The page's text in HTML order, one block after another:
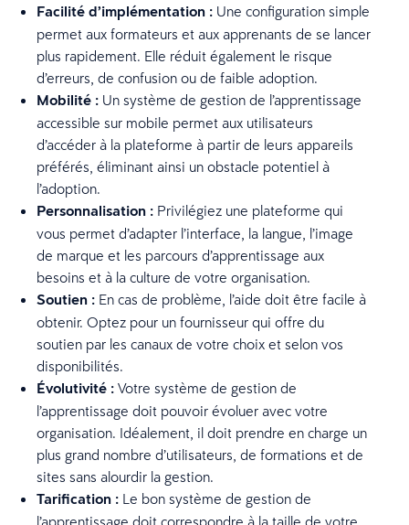
Facilité d’implémentation : Une configuration simple
permet aux formateurs et aux apprenants de se lancer
plus rapidement. Elle réduit également le risque
d’erreurs, de confusion ou de faible adoption.
Mobilité : Un système de gestion de l’apprentissage
accessible sur mobile permet aux utilisateurs
d’accéder à la plateforme à partir de leurs appareils
préférés, éliminant ainsi un obstacle potentiel à
l’adoption.
Personnalisation : Privilégiez une plateforme qui
vous permet d’adapter l’interface, la langue, l’image
de marque et les parcours d’apprentissage aux
besoins et à la culture de votre organisation.
Soutien : En cas de problème, l’aide doit être facile à
obtenir. Optez pour un fournisseur qui offre du
soutien par les canaux de votre choix et selon vos
disponibilités.
Évolutivité : Votre système de gestion de
l’apprentissage doit pouvoir évoluer avec votre
organisation. Idéalement, il doit prendre en charge un
plus grand nombre d’utilisateurs, de formations et de
sites sans alourdir la gestion.
Tarification : Le bon système de gestion de
l’apprentissage doit correspondre à la taille de votre